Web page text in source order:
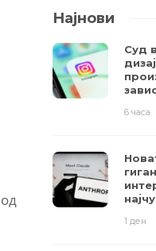
Најнови
Суд
6 часа
1 ден